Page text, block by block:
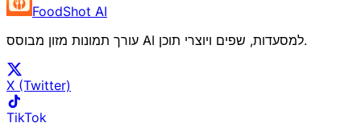
FoodShot AI
עורך תמונות מזון מבוסס AI למסעדות, שפים ויוצרי תוכן.
X (Twitter)
TikTok